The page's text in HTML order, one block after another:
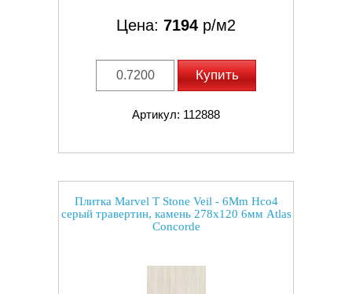
Цена: 7194 р/м2
Купить
Артикул: 112888
Плитка Marvel T Stone Veil - 6Mm Hco4
серый травертин, камень 278x120 6мм Atlas
Concorde